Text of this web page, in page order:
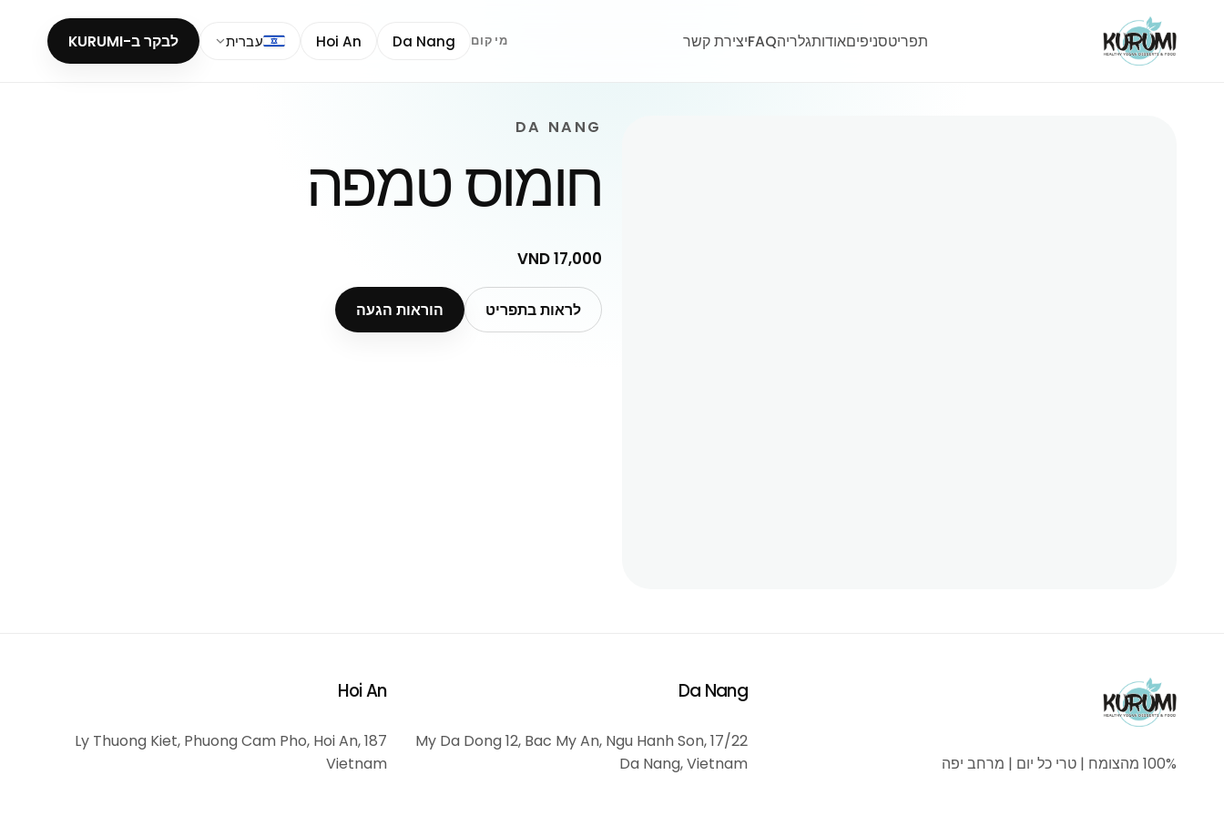
תפריטסניפיםאודותגלריהFAQיצירת קשר מיקום Da Nang
Hoi An עברית לבקר ב-KURUMI
DA NANG
חומוס טמפה
17,000 VND
לראות בתפריט הוראות הגעה
100% מהצומח | טרי כל יום | מרחב יפה
Da Nang
17/22 My Da Dong 12, Bac My An, Ngu Hanh Son,
Da Nang, Vietnam
Hoi An
187 Ly Thuong Kiet, Phuong Cam Pho, Hoi An,
Vietnam